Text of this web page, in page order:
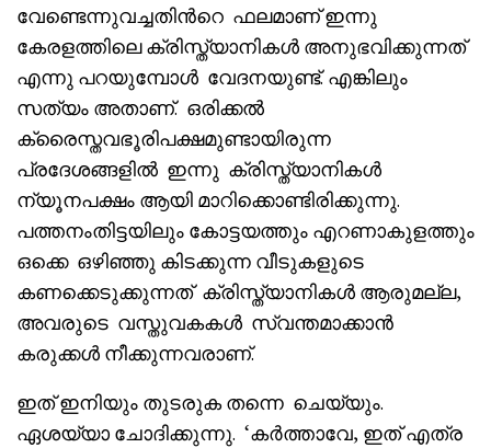
വേണ്ടെന്നുവച്ചതിൻറെ ഫലമാണ് ഇന്നു
കേരളത്തിലെ ക്രിസ്ത്യാനികൾ അനുഭവിക്കുന്നത്
എന്നു പറയുമ്പോൾ വേദനയുണ്ട്. എങ്കിലും
സത്യം അതാണ്. ഒരിക്കൽ
ക്രൈസ്തവഭൂരിപക്ഷമുണ്ടായിരുന്ന
പ്രദേശങ്ങളിൽ ഇന്നു ക്രിസ്ത്യാനികൾ
ന്യൂനപക്ഷം ആയി മാറിക്കൊണ്ടിരിക്കുന്നു.
പത്തനംതിട്ടയിലും കോട്ടയത്തും എറണാകുളത്തും
ഒക്കെ ഒഴിഞ്ഞു കിടക്കുന്ന വീടുകളുടെ
കണക്കെടുക്കുന്നത് ക്രിസ്ത്യാനികൾ ആരുമല്ല,
അവരുടെ വസ്തുവകകൾ സ്വന്തമാക്കാൻ
കരുക്കൾ നീക്കുന്നവരാണ്.
ഇത് ഇനിയും തുടരുക തന്നെ ചെയ്യും.
ഏശയ്യാ ചോദിക്കുന്നു. ‘കർത്താവേ, ഇത് എത്ര